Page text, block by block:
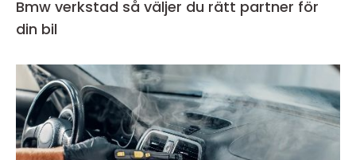
Bmw verkstad så väljer du rätt partner för
din bil